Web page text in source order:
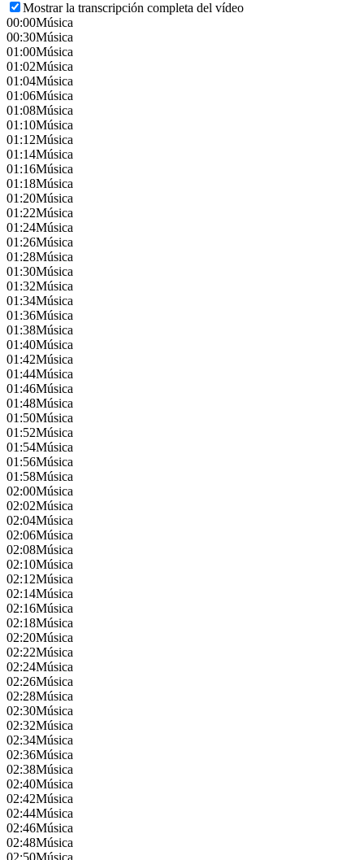
Mostrar la transcripción completa del vídeo
00:00Música
00:30Música
01:00Música
01:02Música
01:04Música
01:06Música
01:08Música
01:10Música
01:12Música
01:14Música
01:16Música
01:18Música
01:20Música
01:22Música
01:24Música
01:26Música
01:28Música
01:30Música
01:32Música
01:34Música
01:36Música
01:38Música
01:40Música
01:42Música
01:44Música
01:46Música
01:48Música
01:50Música
01:52Música
01:54Música
01:56Música
01:58Música
02:00Música
02:02Música
02:04Música
02:06Música
02:08Música
02:10Música
02:12Música
02:14Música
02:16Música
02:18Música
02:20Música
02:22Música
02:24Música
02:26Música
02:28Música
02:30Música
02:32Música
02:34Música
02:36Música
02:38Música
02:40Música
02:42Música
02:44Música
02:46Música
02:48Música